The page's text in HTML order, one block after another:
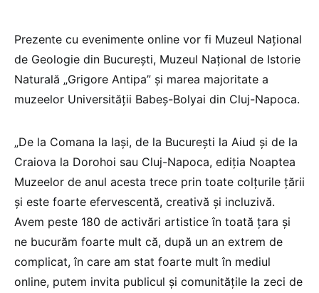
Prezente cu evenimente online vor fi Muzeul Naţional
de Geologie din Bucureşti, Muzeul Naţional de Istorie
Naturală „Grigore Antipa” şi marea majoritate a
muzeelor Universităţii Babeş-Bolyai din Cluj-Napoca.
„De la Comana la Iaşi, de la București la Aiud şi de la
Craiova la Dorohoi sau Cluj-Napoca, ediţia Noaptea
Muzeelor de anul acesta trece prin toate colțurile țării
şi este foarte efervescentă, creativă şi incluzivă.
Avem peste 180 de activări artistice în toată ţara şi
ne bucurăm foarte mult că, după un an extrem de
complicat, în care am stat foarte mult în mediul
online, putem invita publicul şi comunitățile la zeci de